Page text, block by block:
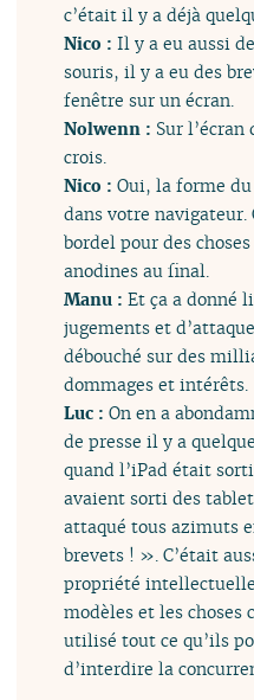
c’était il y a déjà
Nico :Il y a eu aussi
souris, il y a eu des
fenêtre sur un écran.
Nolwenn : Sur
crois.
Nico :Oui, la forme
dans votre navigateur.
bordel pour des
anodines au final.
Manu :Et ça a donné
jugements et
débouché sur des
dommages et intérêts.
Luc :On en a
de presse il y a
quand l’iPad était
avaient sorti des
attaqué tous azimuts
brevets ! ». C’était
propriété
modèles et les choses
utilisé tout ce qu’ils
d’interdire la